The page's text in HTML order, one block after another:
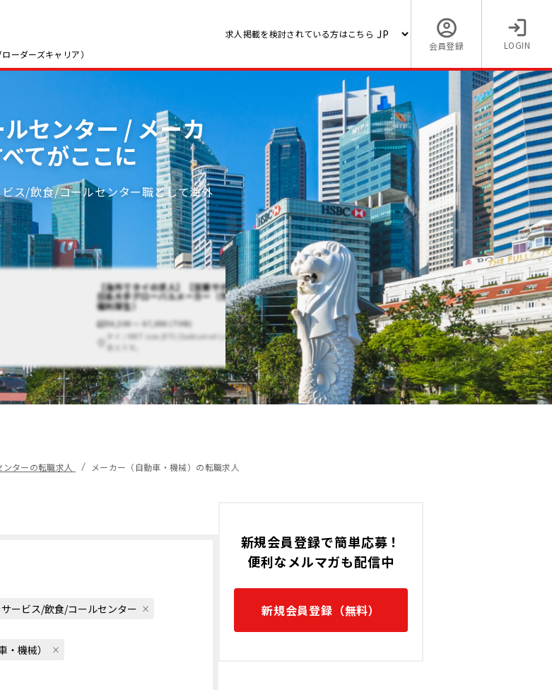
ーダーズキャリア）
求人掲載を検討されている方はこちら
会員登録
LOGIN
センター / メーカ
てがここに
ス/飲食/コールセンター職として海外
【海外でタイの求人】【営業サポート】
日系大手グローバルメーカー（充実した
福利厚生）
56,500 〜 67,000 (THB)
タイ / MRT Line,BTS (Sukhumvit Line)の転職
求人です。
ターの転職求人 メーカー（自動車・機械）の転職求人
新規会員登録で簡単応募！
便利なメルマガも配信中
新規会員登録（無料）
ービス/飲食/コールセンター
・機械）